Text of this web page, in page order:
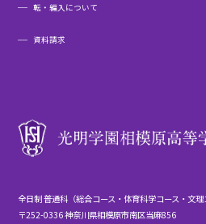
転・編入について
資料請求
全日制 普通科（総合コース・体育科学コース・文
〒252-0336 神奈川県相模原市南区当麻856